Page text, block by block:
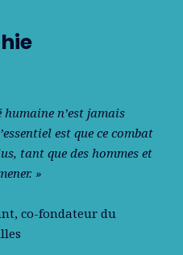
n’est jamais
est que ce combat
tant que des hommes et
»
co-fondateur du